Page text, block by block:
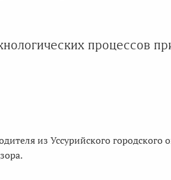
процессов
из Уссурийского городского